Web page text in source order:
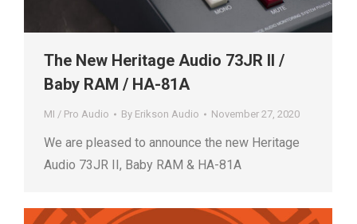
The New Heritage Audio 73JR II /
Baby RAM / HA-81A
MI / Pro Audio By Erikson Audio November 27, 2020
We are pleased to announce the new Heritage
Audio 73JR II, Baby RAM & HA-81A